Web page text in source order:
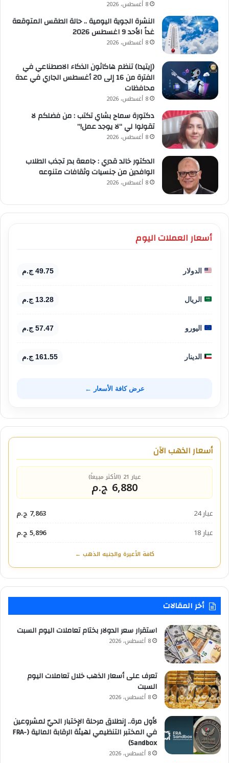
8 أغسطس، 2026
النشرة الجوية اليومية .. حالة الطقس المتوقعة
غداً الأحد 9 اغسطس 2026
8 أغسطس، 2026
(إيتيدا) تنظم هاكاثون الذكاء الاصطناعي في
الفترة من 16 إلى 20 أغسطس الجاري في عدة
محافظات
8 أغسطس، 2026
دكتورة سماح بشاي تكتب : من فضلكم لا
تقولوا لي “لا يوجد عمل!”
8 أغسطس، 2026
الدكتور خالد قدري : جامعة بدر تجذب الطلاب
الوافدين من جنسيات وثقافات متنوعه
8 أغسطس، 2026
أسعار العملات اليوم
الدولار 49.75 ج.م
الريال 13.28 ج.م
اليورو 57.47 ج.م
الدينار 161.55 ج.م
عرض كافة الأسعار ←
أسعار الذهب الآن
عيار 21 (الأكثر مبيعاً)
6,880 ج.م
عيار 24
7,863 ج.م
عيار 18
5,896 ج.م
كافة الأعيرة والجنيه الذهب ←
أخر المقالات
استقرار سعر الدولار بختام تعاملات اليوم السبت
8 أغسطس، 2026
تعرف على أسعار الذهب خلال تعاملات اليوم
السبت
8 أغسطس، 2026
لأول مرة.. إنطلاق مرحلة الإختبار الحيّ لمشروعين
في المختبر التنظيمي لهيئة الرقابة المالية (FRA-
Sandbox)
8 أغسطس، 2026